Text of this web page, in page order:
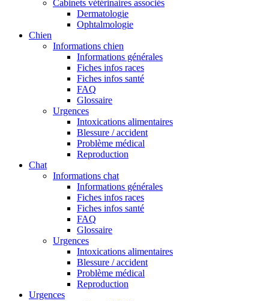
Cabinets vétérinaires associés
Dermatologie
Ophtalmologie
Chien
Informations chien
Informations générales
Fiches infos races
Fiches infos santé
FAQ
Glossaire
Urgences
Intoxications alimentaires
Blessure / accident
Problème médical
Reproduction
Chat
Informations chat
Informations générales
Fiches infos races
Fiches infos santé
FAQ
Glossaire
Urgences
Intoxications alimentaires
Blessure / accident
Problème médical
Reproduction
Urgences